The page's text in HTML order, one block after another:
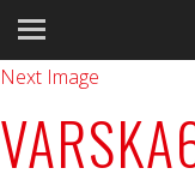
Previous Image
Next Image